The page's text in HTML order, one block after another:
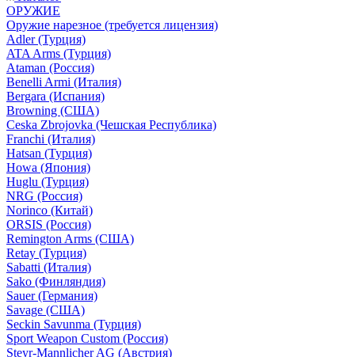
ОРУЖИЕ
Оружие нарезное (требуется лицензия)
Adler (Турция)
ATA Arms (Турция)
Ataman (Россия)
Benelli Armi (Италия)
Bergara (Испания)
Browning (США)
Ceska Zbrojovka (Чешская Республика)
Franchi (Италия)
Hatsan (Турция)
Howa (Япония)
Huglu (Турция)
NRG (Россия)
Norinco (Китай)
ORSIS (Россия)
Remington Arms (США)
Retay (Турция)
Sabatti (Италия)
Sako (Финляндия)
Sauer (Германия)
Savage (США)
Seckin Savunma (Турция)
Sport Weapon Custom (Россия)
Steyr-Mannlicher AG (Австрия)